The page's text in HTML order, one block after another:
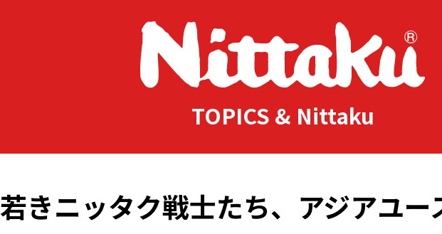
TOPICS & Nittaku
若きニッタク戦士たち、アジアユー